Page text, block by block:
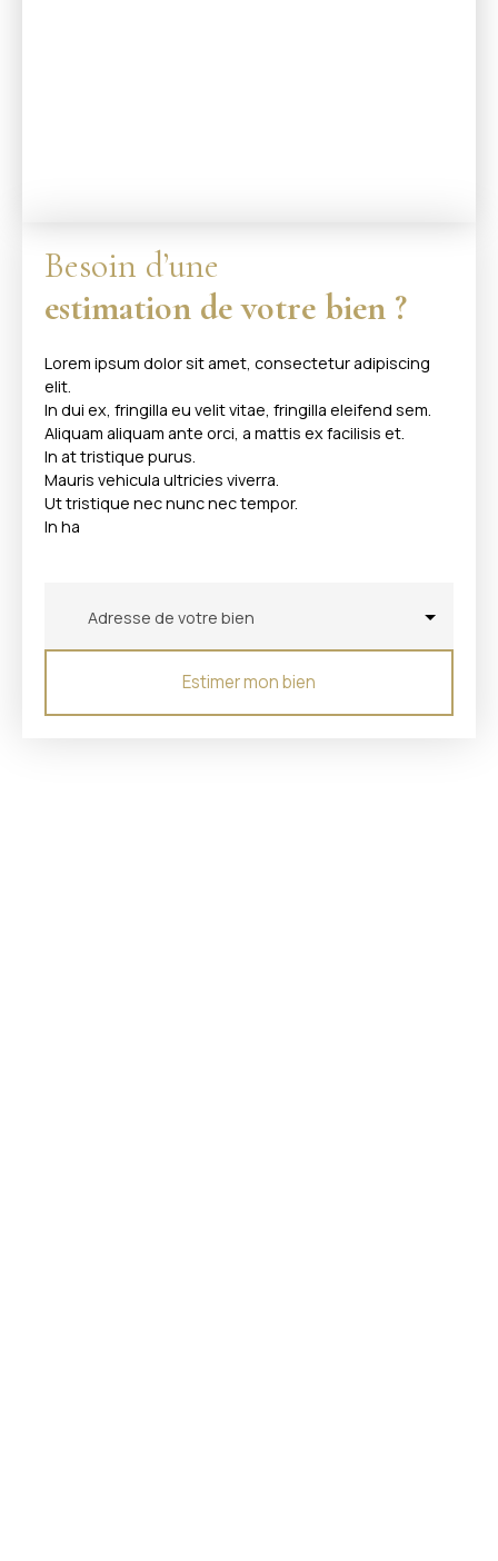
Besoin d’une
estimation de votre bien ?
Lorem ipsum dolor sit amet, consectetur adipiscing
elit.
In dui ex, fringilla eu velit vitae, fringilla eleifend sem.
Aliquam aliquam ante orci, a mattis ex facilisis et.
In at tristique purus.
Mauris vehicula ultricies viverra.
Ut tristique nec nunc nec tempor.
In ha
Adresse de votre bien
Estimer mon bien